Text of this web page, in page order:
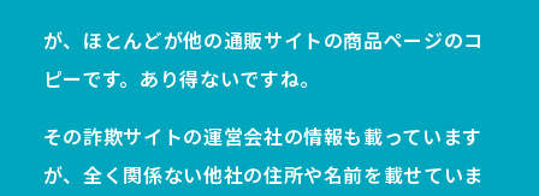
が、ほとんどが他の通販サイトの商品ページのコ
ピーです。あり得ないですね。
その詐欺サイトの運営会社の情報も載っています
が、全く関係ない他社の住所や名前を載せていま